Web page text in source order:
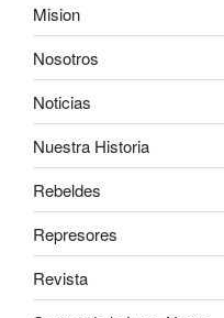
Mision
Nosotros
Noticias
Nuestra Historia
Rebeldes
Represores
Revista